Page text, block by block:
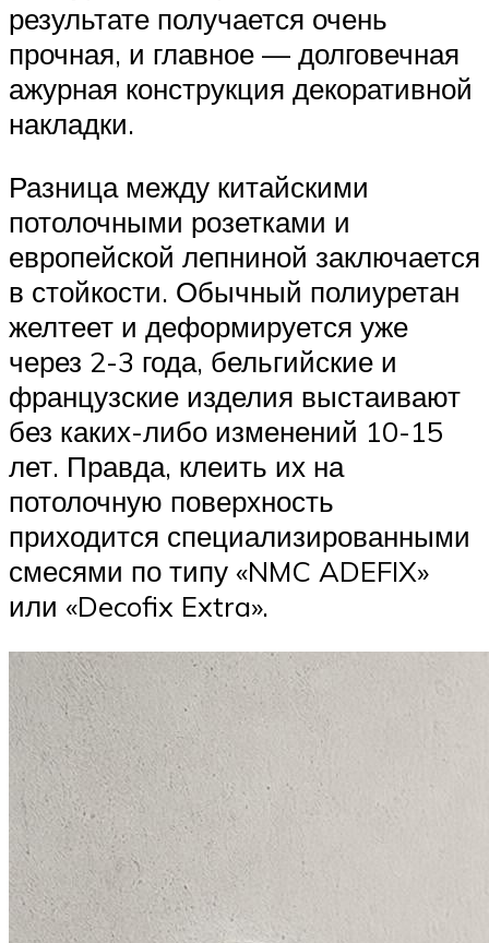
результате получается очень
прочная, и главное — долговечная
ажурная конструкция декоративной
накладки.
Разница между китайскими
потолочными розетками и
европейской лепниной заключается
в стойкости. Обычный полиуретан
желтеет и деформируется уже
через 2-3 года, бельгийские и
французские изделия выстаивают
без каких-либо изменений 10-15
лет. Правда, клеить их на
потолочную поверхность
приходится специализированными
смесями по типу «NMC ADEFIX»
или «Decofix Extra».